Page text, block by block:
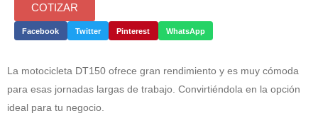
COTIZAR
Facebook Twitter Pinterest WhatsApp
La motocicleta DT150 ofrece gran rendimiento y es muy cómoda
para esas jornadas largas de trabajo. Convirtiéndola en la opción
ideal para tu negocio.